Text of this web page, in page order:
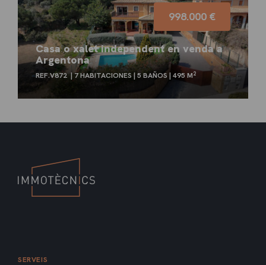
Casa o xalet independent en venda a
Argentona
REF.V872 7 HABITACIONES 5 BAÑOS 495 M2
998.000 €
SERVEIS